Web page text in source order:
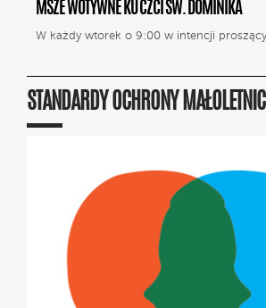
MSZE WOTYWNE KU CZCI ŚW. DOMINIKA
W każdy wtorek o 9:00 w intencji
STANDARDY OCHRONY